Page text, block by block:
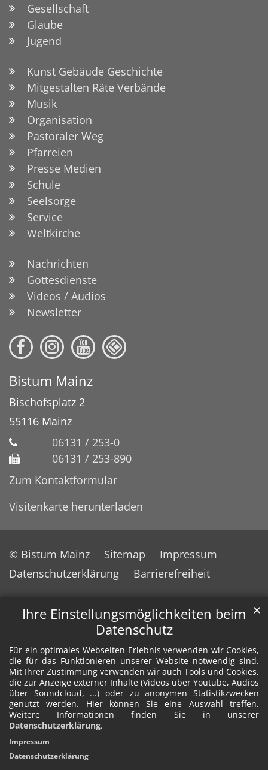
Ihre Einstellungsmöglichkeiten beim
Datenschutz
Für ein optimales Webseiten-Erlebnis verwenden wir Cookies,
die für das Funktionieren unserer Website notwendig sind.
Mit Ihrer Zustimmung verwenden wir auch Tools und Cookies,
die zur Anzeige externer Inhalte (Videos über Youtube, Audios
über Soundcloud, ...) oder zu anonymen Statistikzwecken
genutzt werden. Hier können Sie eine Auswahl treffen.
Weitere Informationen finden Sie in unserer
Datenschutzerklärung.
✕
Impressum
Datenschutzerklärung
Gesellschaft
Glaube
Jugend
Kunst Gebäude Geschichte
Mitgestalten Räte Verbände
Musik
Organisation
Pastoraler Weg
Pfarreien
Presse Medien
Schule
Seelsorge
Service
Weltkirche
Nachrichten
Gottesdienste
Videos / Audios
Newsletter
Bistum Mainz
Bischofsplatz 2
55116 Mainz
06131 / 253-0
06131 / 253-890
Zum Kontaktformular
Visitenkarte herunterladen
© Bistum Mainz Sitemap
Impressum
Datenschutzerklärung
Barrierefreiheit